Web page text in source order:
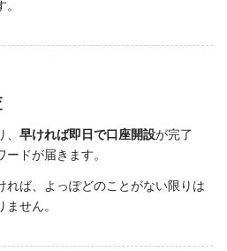
早ければ即日で口座開設が完了
ドが届きます。
れば、よっぽどのことがない限りは
せん。